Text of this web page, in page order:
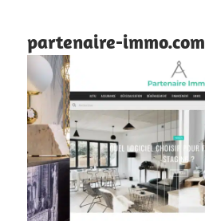
partenaire-immo.com